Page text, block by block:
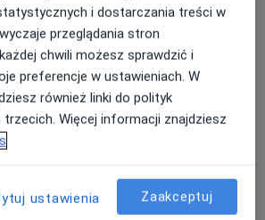
Powiększ mapęotwiera się w nowej karcie
nie można umawiać wizyt przez
tej sytuacji?
Pokaż więcej
o adresie
i dostarczania treści w
przeglądania stron
chwili możesz sprawdzić i
preferencje w ustawieniach. W
również linki do polityk
Więcej informacji znajdziesz
ustawienia Zaakceptuj